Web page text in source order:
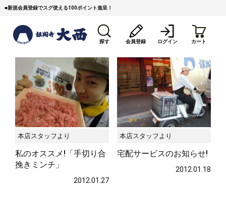
■新規会員登録でスグ使える100ポイント進呈！
探す
すき焼き ステーキ
しゃぶしゃぶ
会員登録 ログイン カート
本店スタッフより
私のオススメ!「手切り合
挽きミンチ」
2012.01.27
本店スタッフより
宅配サービスのお知らせ!
2012.01.18